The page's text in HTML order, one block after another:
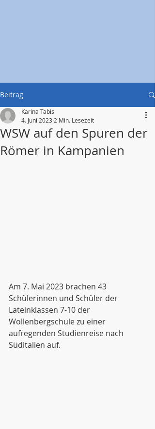
Beitrag
WSW auf den Spuren der
Römer in Kampanien
Karina Tabis
4. Juni 2023 2 Min. Lesezeit
Am 7. Mai 2023 brachen 43
Schülerinnen und Schüler der
Lateinklassen 7-10 der
Wollenbergschule zu einer
aufregenden Studienreise nach
Süditalien auf.